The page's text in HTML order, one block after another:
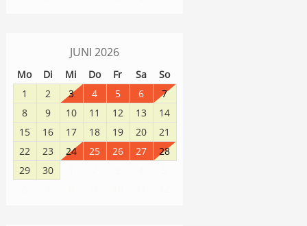
JUNI 2026
Mo Di Mi Do Fr Sa
So
1
2 3 4 5 6
7
8
9 10 11 12 13
14
15
16 17 18 19 20
21
22
23 24 25 26 27
28
29
30